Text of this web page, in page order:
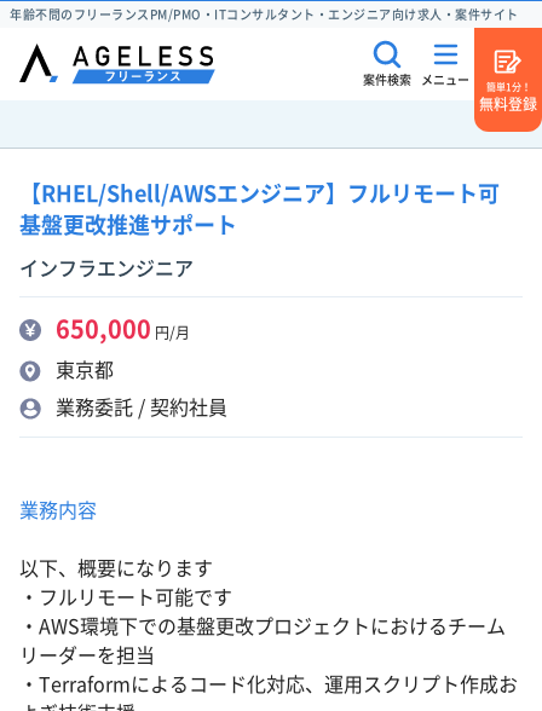
年齢不問のフリーランスPM/PMO・ITコンサルタント・エンジニア向け求人・案件サイト
案件検索 メニュー
簡単1分！
無料登録
【RHEL/Shell/AWSエンジニア】フルリモート可
基盤更改推進サポート
インフラエンジニア
650,000 円/月
東京都
業務委託 / 契約社員
業務内容
以下、概要になります
・フルリモート可能です
・AWS環境下での基盤更改プロジェクトにおけるチーム
リーダーを担当
・Terraformによるコード化対応、運用スクリプト作成お